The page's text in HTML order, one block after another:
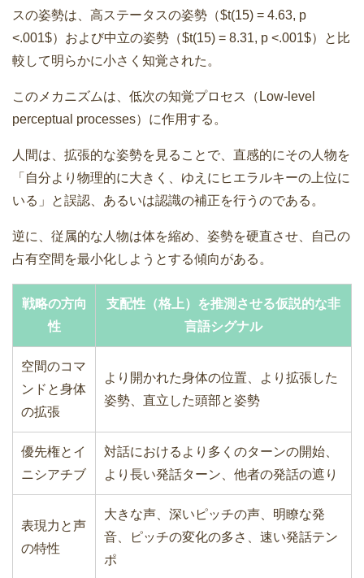
スの姿勢は、高ステータスの姿勢（$t(15) = 4.63, p
<.001$）および中立の姿勢（$t(15) = 8.31, p <.001$）と比
較して明らかに小さく知覚された。
このメカニズムは、低次の知覚プロセス（Low-level
perceptual processes）に作用する。
人間は、拡張的な姿勢を見ることで、直感的にその人物を
「自分より物理的に大きく、ゆえにヒエラルキーの上位に
いる」と誤認、あるいは認識の補正を行うのである。
逆に、従属的な人物は体を縮め、姿勢を硬直させ、自己の
占有空間を最小化しようとする傾向がある。
戦略の方向
性
支配性（格上）を推測させる仮説的な非
言語シグナル
空間のコマ
ンドと身体
の拡張
より開かれた身体の位置、より拡張した
姿勢、直立した頭部と姿勢
優先権とイ
ニシアチブ
対話におけるより多くのターンの開始、
より長い発話ターン、他者の発話の遮り
表現力と声
の特性
大きな声、深いピッチの声、明瞭な発
音、ピッチの変化の多さ、速い発話テン
ポ